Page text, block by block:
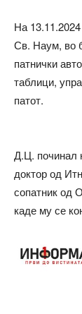
На
Св. Наум, во
патнички
таблици,
патот.
Д.Ц. починал
доктор од
сопатник од
каде му се